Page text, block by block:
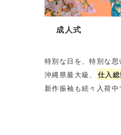
成人式
特別な日を、特別な思
沖縄県最大級、
仕入
新作振袖も続々入荷中